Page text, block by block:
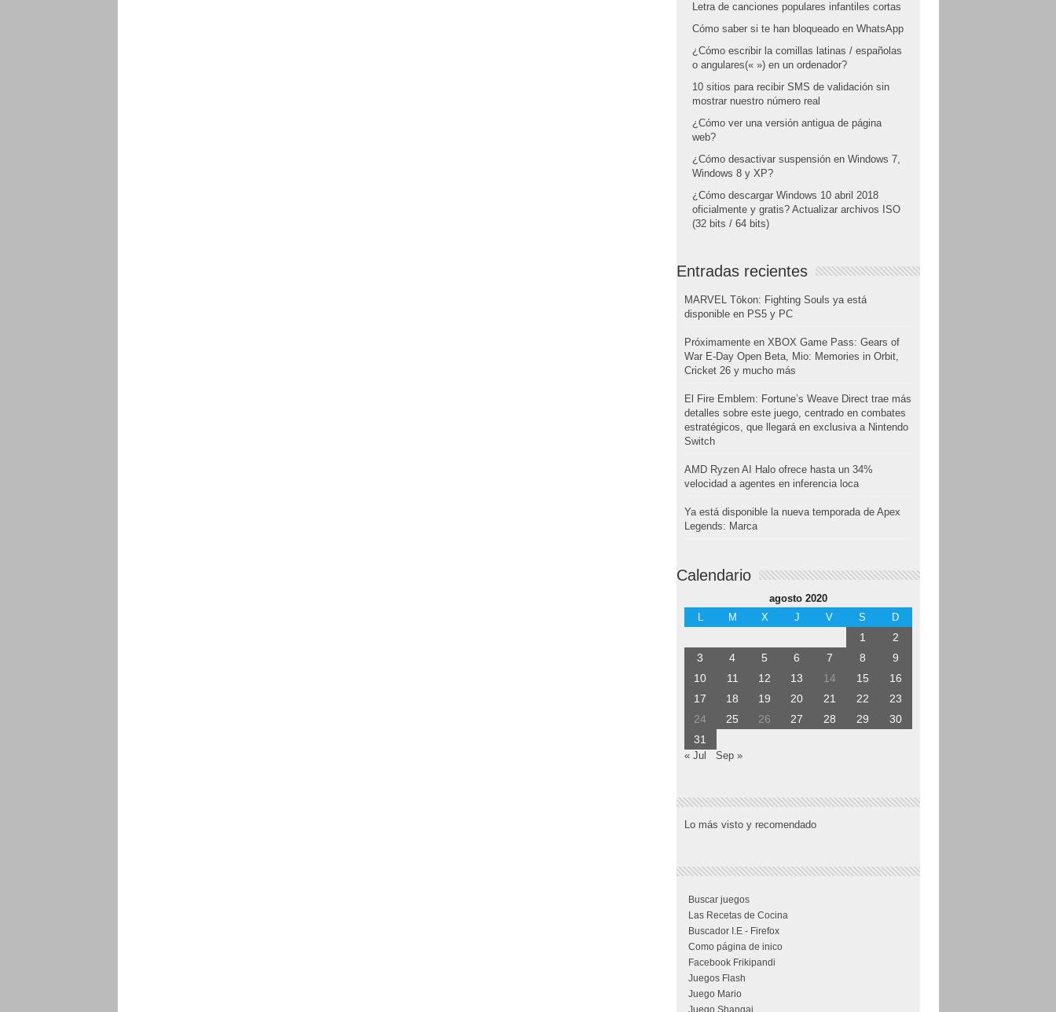
Letra de canciones populares infantiles cortas
Cómo saber si te han bloqueado en WhatsApp
¿Cómo escribir la comillas latinas / españolas
o angulares(« ») en un ordenador?
10 sitios para recibir SMS de validación sin
mostrar nuestro número real
¿Cómo ver una versión antigua de página
web?
¿Cómo desactivar suspensión en Windows 7,
Windows 8 y XP?
¿Cómo descargar Windows 10 abril 2018
oficialmente y gratis? Actualizar archivos ISO
(32 bits / 64 bits)
Entradas recientes
MARVEL Tōkon: Fighting Souls ya está
disponible en PS5 y PC
Próximamente en XBOX Game Pass: Gears of
War E-Day Open Beta, Mio: Memories in Orbit,
Cricket 26 y mucho más
El Fire Emblem: Fortune’s Weave Direct trae más
detalles sobre este juego, centrado en combates
estratégicos, que llegará en exclusiva a Nintendo
Switch
AMD Ryzen AI Halo ofrece hasta un 34%
velocidad a agentes en inferencia loca
Ya está disponible la nueva temporada de Apex
Legends: Marca
Calendario
agosto 2020
L
M X J V S D
1
2
3
4 5 6 7 8
9
10
11 12 13 14 15
16
17
18 19 20 21 22
23
24
25 26 27 28 29
30
31
« Jul Sep »
Lo más visto y recomendado
Buscar juegos
Las Recetas de Cocina
Buscador I.E - Firefox
Como página de inico
Facebook Frikipandi
Juegos Flash
Juego Mario
Juego Shangai